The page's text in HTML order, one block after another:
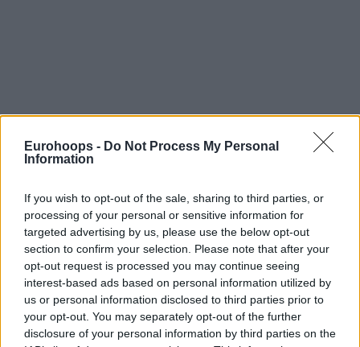
Eurohoops - Do Not Process My Personal
Information
If you wish to opt-out of the sale, sharing to third parties, or
processing of your personal or sensitive information for
targeted advertising by us, please use the below opt-out
section to confirm your selection. Please note that after your
opt-out request is processed you may continue seeing
interest-based ads based on personal information utilized by
us or personal information disclosed to third parties prior to
your opt-out. You may separately opt-out of the further
disclosure of your personal information by third parties on the
Η προοπτικής ενός τέτοιου “μπαμ” σε μία ιστορική
συγκυρία για το σύλλογο που γίνεται αιωνόβιος, ώθησε
τους αδερφούς Αγγελόπουλους να κάνουν την υπέρβαση
παρότι είχαν διαμηνύσει πως το ρόστερ είχε κλείσει.
Μία μεταγραφή “δώρο” στον κόσμο
της ομάδας!